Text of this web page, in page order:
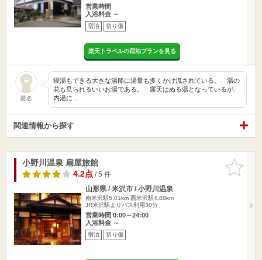
営業時間
入浴料金 ～
宿泊 切り傷
楽天トラベルの宿泊プランを見る
匿名
寝湯もできる大きな湯船に湯量も多くかけ流されている。 湯の
花も見られるいいお湯である。 露天はぬる湯となっているが、
内湯に…
関連情報から探す
お気に入
りに追加
小野川温泉 扇屋旅館
4.2点/ 5 件
山形県 / 米沢市 / 小野川温泉
南米沢駅5.01km 西米沢駅4.88km
JR米沢駅よりバス利用30分
営業時間 0:00～24:00
入浴料金 ～
宿泊 切り傷